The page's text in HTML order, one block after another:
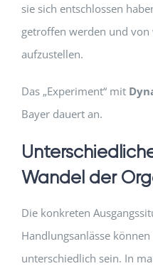
sie sich entschlossen
getroffen werden und
aufzustellen.
Das „Experiment“ mit
Bayer dauert an.
Wandel der
Die konkreten
Handlungsanlässe
unterschiedlich sein. In